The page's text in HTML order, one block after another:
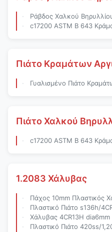
Ράβδος Χαλκού Βηρυλλίου
c17200 ASTM Β 643 Κράμα
Πιάτο Κραμάτων
Γυαλισμένο Πιάτο Κραμάτων
Πιάτο Χαλκού
c17200 ASTM Β 643 Κράμα
1.2083 Χάλυβας
Πάχος 10mm Πλαστικός
Πλαστικό Πιάτο s136h/4CR13/1,2083
Χάλυβας 4CR13H dia6mm 1,2083 Γύρω Από
Πλαστικό Πιάτο 420ss/1,2083